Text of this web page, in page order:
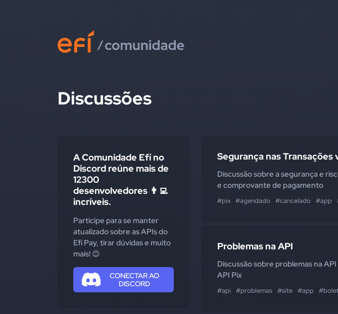
Discussões
A Comunidade Efí no
Discord reúne mais de
12300
desenvolvedores 👨‍💻
incríveis.
Participe para se manter
atualizado sobre as APIs do
Efí Pay, tirar dúvidas e muito
mais! 😊
CONECTAR AO
DISCORD
Segurança nas Transações
Discussão sobre a segurança e
e comprovante de pagamento
#pix #agendado #cancelado #app
Problemas na API
Discussão sobre problemas na
API Pix
#api #problemas #site #app